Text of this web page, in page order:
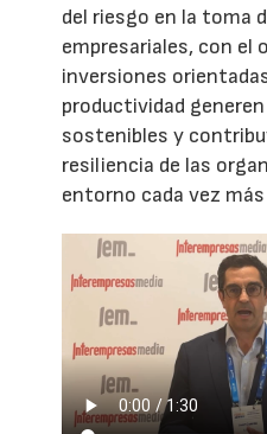
del riesgo en la toma
empresariales, con el
inversiones
productividad
sostenibles y
resiliencia de las
entorno cada vez